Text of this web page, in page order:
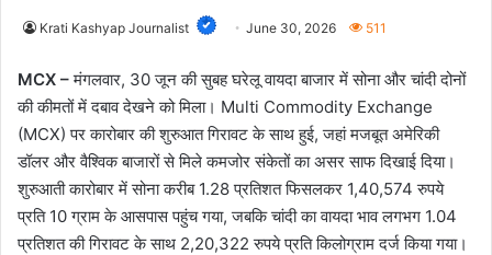
Krati Kashyap Journalist June 30, 2026 511
MCX –मंगलवार, 30 जून की सुबह घरेलू वायदा बाजार में सोना और चांदी दोनों
की कीमतों में दबाव देखने को मिला। Multi Commodity Exchange
(MCX) पर कारोबार की शुरुआत गिरावट के साथ हुई, जहां मजबूत अमेरिकी
डॉलर और वैश्विक बाजारों से मिले कमजोर संकेतों का असर साफ दिखाई दिया।
शुरुआती कारोबार में सोना करीब 1.28 प्रतिशत फिसलकर 1,40,574 रुपये
प्रति 10 ग्राम के आसपास पहुंच गया, जबकि चांदी का वायदा भाव लगभग 1.04
प्रतिशत की गिरावट के साथ 2,20,322 रुपये प्रति किलोग्राम दर्ज किया गया।